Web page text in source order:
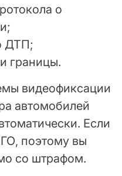
о
ДТП;
границы.
видеофиксации
автомобилей
Если
поэтому вы
со штрафом.